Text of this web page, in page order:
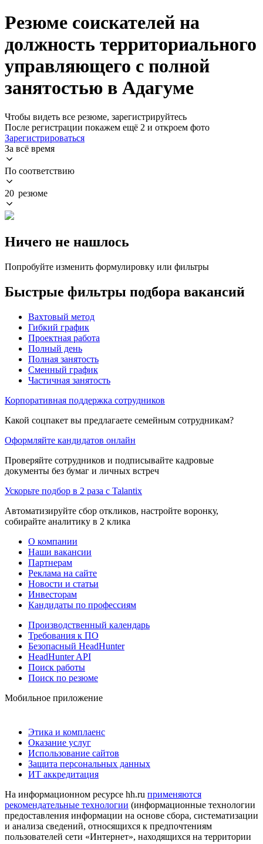
Резюме соискателей на
должность территориального
управляющего с полной
занятостью в Адагуме
Чтобы видеть все резюме, зарегистрируйтесь
После регистрации покажем ещё 2 и откроем фото
Зарегистрироваться
За всё время
По соответствию
20 резюме
Ничего не нашлось
Попробуйте изменить формулировку или фильтры
Быстрые фильтры подбора вакансий
Вахтовый метод
Гибкий график
Проектная работа
Полный день
Полная занятость
Сменный график
Частичная занятость
Корпоративная поддержка сотрудников
Какой соцпакет вы предлагаете семейным сотрудникам?
Оформляйте кандидатов онлайн
Проверяйте сотрудников и подписывайте кадровые
документы без бумаг и личных встреч
Ускорьте подбор в 2 раза с Talantix
Автоматизируйте сбор откликов, настройте воронку,
собирайте аналитику в 2 клика
О компании
Наши вакансии
Партнерам
Реклама на сайте
Новости и статьи
Инвесторам
Кандидаты по профессиям
Производственный календарь
Требования к ПО
Безопасный HeadHunter
HeadHunter API
Поиск работы
Поиск по резюме
Мобильное приложение
Этика и комплаенс
Оказание услуг
Использование сайтов
Защита персональных данных
ИТ аккредитация
На информационном ресурсе hh.ru применяются
рекомендательные технологии (информационные технологии
предоставления информации на основе сбора, систематизации
и анализа сведений, относящихся к предпочтениям
пользователей сети «Интернет», находящихся на территории